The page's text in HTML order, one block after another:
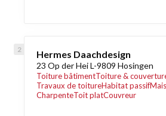
Hermes Daachdesign
23 Op der Hei L-9809 Hosingen
Toiture bâtimentToiture &
Travaux de toitureHabitat passif
CharpenteToit platCouvreur